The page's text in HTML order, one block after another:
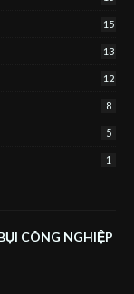
15
13
12
8
5
1
CÔNG NGHIỆP